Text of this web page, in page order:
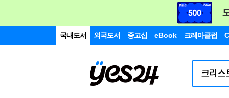
국내도서 외국도서 중고샵 eBook 크레마클럽